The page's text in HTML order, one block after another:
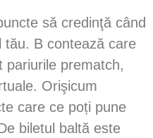
să credinţă când
tău. B contează care
pariurile prematch,
Orişicum
care ce poți pune
biletul baltă este